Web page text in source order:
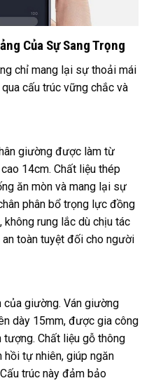
Của Sự Sang Trọng
chỉ mang lại sự thoải mái
cấu trúc vững chắc và
giường được làm từ
14cm. Chất liệu thép
ăn mòn và mang lại sự
phân bổ trọng lực đồng
rung lắc dù chịu tác
toàn tuyệt đối cho người
của giường. Ván giường
dày 15mm, được gia công
Chất liệu gỗ thông
hồi tự nhiên, giúp ngăn
trúc này đảm bảo